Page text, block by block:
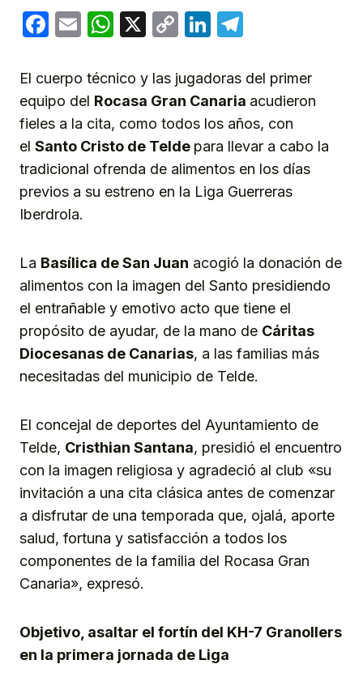
Facebook
EmailWhatsApp
X
CopyLinkedIn
El cuerpo técnico y las jugadoras del primer
equipo del Rocasa Gran Canaria acudieron
fieles a la cita, como todos los años, con
el Santo Cristo de Telde para llevar a cabo la
tradicional ofrenda de alimentos en los días
previos a su estreno en la Liga Guerreras
Iberdrola.
La Basílica de San Juan acogió la donación de
alimentos con la imagen del Santo presidiendo
el entrañable y emotivo acto que tiene el
propósito de ayudar, de la mano de Cáritas
Diocesanas de Canarias, a las familias más
necesitadas del municipio de Telde.
El concejal de deportes del Ayuntamiento de
Telde, Cristhian Santana, presidió el encuentro
con la imagen religiosa y agradeció al club «su
invitación a una cita clásica antes de comenzar
a disfrutar de una temporada que, ojalá, aporte
salud, fortuna y satisfacción a todos los
componentes de la familia del Rocasa Gran
Canaria», expresó.
Objetivo, asaltar el fortín del KH-7 Granollers
en la primera jornada de Liga